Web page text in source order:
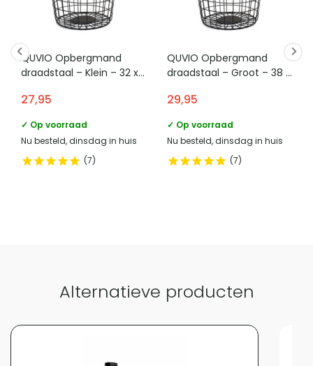
QUVIO Opbergmand
draadstaal – Klein – 32 x
27,95
✓ Op voorraad
Nu besteld, dinsdag in huis
7
QUVIO Opbergmand
draadstaal – Groot – 38 x
29,95
✓ Op voorraad
Nu besteld, dinsdag in huis
7
Alternatieve producten